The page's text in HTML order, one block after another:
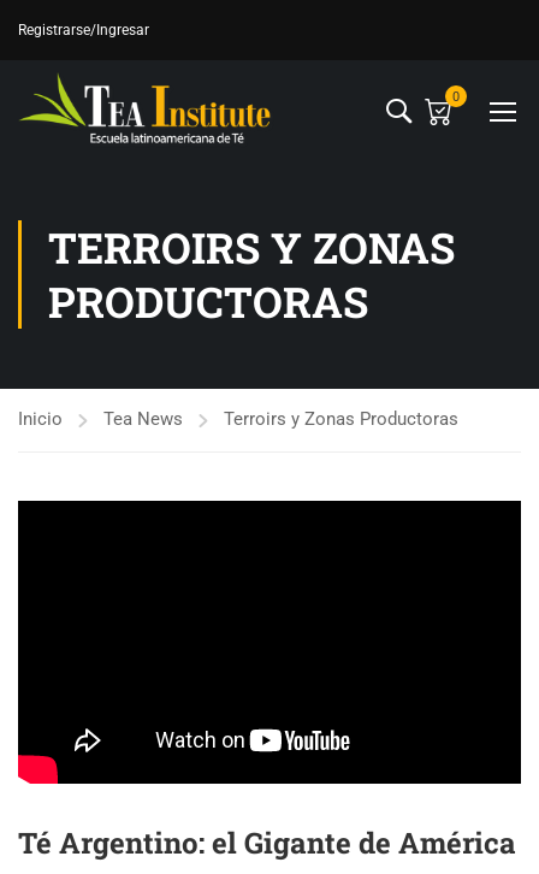
Registrarse/Ingresar
0
TERROIRS Y ZONAS
PRODUCTORAS
Inicio Tea News Terroirs y Zonas Productoras
Té Argentino: el Gigante de América